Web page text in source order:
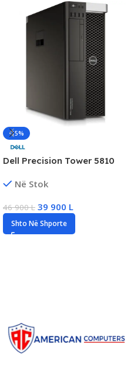
-15%
Dell Precision Tower 5810
DDR4, 256GB SSD, Quadro
Në Stok
46 900L 39 900 L
Shto Në Shporte